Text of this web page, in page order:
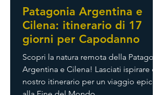
Patagonia Argentina e
Cilena: itinerario di 17
giorni per Capodanno
Scopri la natura remota della Patagonia
Argentina e Cilena! Lasciati ispirare dal
nostro itinerario per un viaggio epico